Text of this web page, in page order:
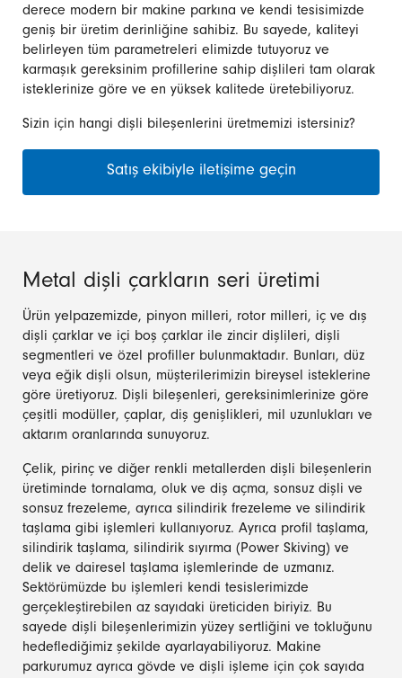
derece modern bir makine parkına ve kendi tesisimizde
geniş bir üretim derinliğine sahibiz. Bu sayede, kaliteyi
belirleyen tüm parametreleri elimizde tutuyoruz ve
karmaşık gereksinim profillerine sahip dişlileri tam olarak
isteklerinize göre ve en yüksek kalitede üretebiliyoruz.
Sizin için hangi dişli bileşenlerini üretmemizi istersiniz?
Satış ekibiyle iletişime geçin
Metal dişli çarkların seri üretimi
Ürün yelpazemizde, pinyon milleri, rotor milleri, iç ve dış
dişli çarklar ve içi boş çarklar ile zincir dişlileri, dişli
segmentleri ve özel profiller bulunmaktadır. Bunları, düz
veya eğik dişli olsun, müşterilerimizin bireysel isteklerine
göre üretiyoruz. Dişli bileşenleri, gereksinimlerinize göre
çeşitli modüller, çaplar, diş genişlikleri, mil uzunlukları ve
aktarım oranlarında sunuyoruz.
Çelik, pirinç ve diğer renkli metallerden dişli bileşenlerin
üretiminde tornalama, oluk ve diş açma, sonsuz dişli ve
sonsuz frezeleme, ayrıca silindirik frezeleme ve silindirik
taşlama gibi işlemleri kullanıyoruz. Ayrıca profil taşlama,
silindirik taşlama, silindirik sıyırma (Power Skiving) ve
delik ve dairesel taşlama işlemlerinde de uzmanız.
Sektörümüzde bu işlemleri kendi tesislerimizde
gerçekleştirebilen az sayıdaki üreticiden biriyiz. Bu
sayede dişli bileşenlerimizin yüzey sertliğini ve tokluğunu
hedeflediğimiz şekilde ayarlayabiliyoruz. Makine
parkurumuz ayrıca gövde ve dişli işleme için çok sayıda